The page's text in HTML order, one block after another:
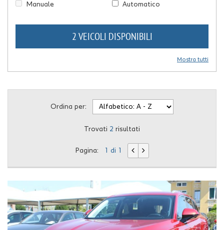
Manuale
Automatico
2 VEICOLI DISPONIBILI
Mostra tutti
Ordina per:
Trovati 2 risultati
Pagina: 1 di 1